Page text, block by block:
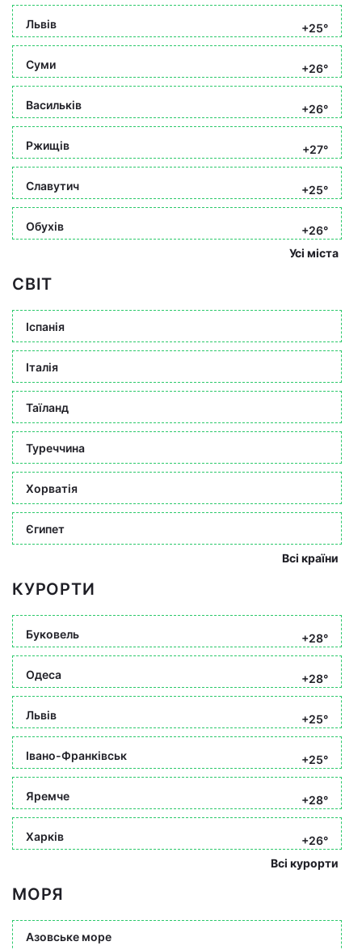
Львів +25°
Суми +26°
Васильків +26°
Ржищів +27°
Славутич +25°
Обухів
+26°
Усі міста
СВІТ
Іспанія
Італія
Таїланд
Туреччина
Хорватія
Єгипет
Всі країни
КУРОРТИ
Буковель +28°
Одеса +28°
Львів +25°
Івано-Франківськ +25°
Яремче +28°
Харків
+26°
Всі курорти
МОРЯ
Азовське море